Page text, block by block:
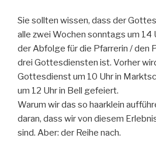
Sie sollten wissen, dass der
alle zwei Wochen sonntags um
der Abfolge für die Pfarrerin / den
drei Gottesdiensten ist. Vorher
Gottesdienst um 10 Uhr in
um 12 Uhr in Bell gefeiert.
Warum wir das so haarklein
daran, dass wir von diesem
sind. Aber: der Reihe nach.